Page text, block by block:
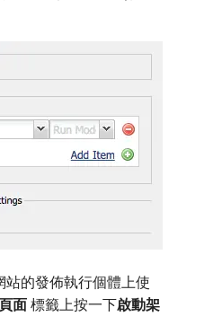
站的發佈執行個體上使
面 ​標籤上按一下​啟動架